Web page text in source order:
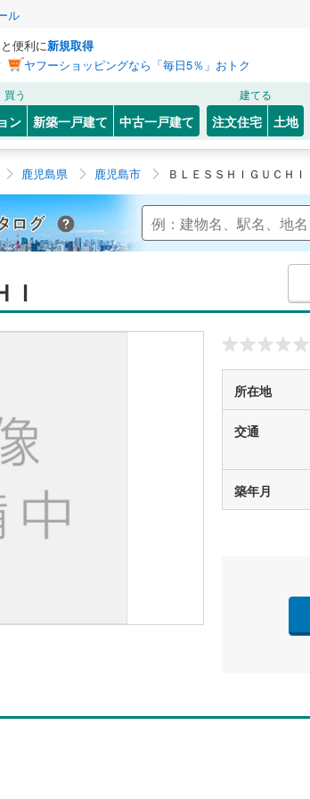
ル
便利に新規取得
ヤフーショッピングなら「毎日5％」おトク
買う
ン 新築一戸建て 中古一戸建て
建てる
注文住宅 土地
鹿児島県 鹿児島市 ＢＬＥＳＳＨＩＧＵＣＨＩ
Yahoo!不動産 マンションカタログ
所在地
交通
築年月